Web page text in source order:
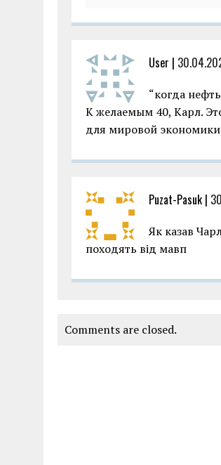
User |
“когда
К желаемым 40, Карл.
для мировой
Puzat-Pasuk |
Як казав
походять від мавп
Comments are closed.